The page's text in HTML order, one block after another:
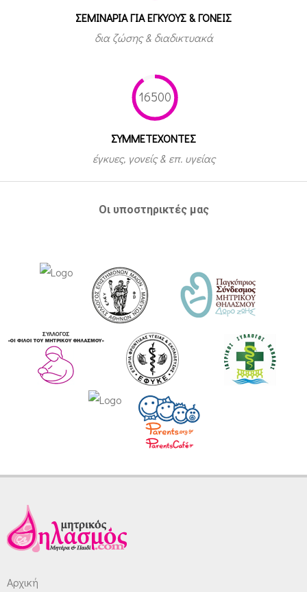
ΣΕΜΙΝΑΡΙΑ ΓΙΑ ΕΓΚΥΟΥΣ & ΓΟΝΕΙΣ
δια ζώσης & διαδικτυακά
16500
ΣΥΜΜΕΤEΧΟΝΤΕΣ
έγκυες, γονείς & επ. υγείας
Οι υποστηρικτές μας
Αρχική